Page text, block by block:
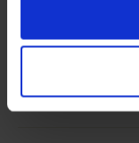
l'ensemble des
nos partenaires.
et dimanche) de
Contactez-nous
nous nous ferons